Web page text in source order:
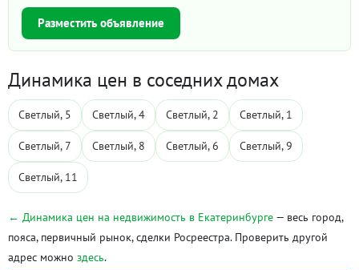
Разместить объявление
Динамика цен в соседних домах
Светлый, 5 Светлый, 4 Светлый, 2 Светлый, 1
Светлый, 7 Светлый, 8 Светлый, 6 Светлый, 9
Светлый, 11
← Динамика цен на недвижимость в Екатеринбурге — весь город,
пояса, первичный рынок, сделки Росреестра. Проверить другой
адрес можно здесь.